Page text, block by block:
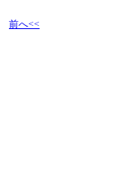
前へ<<